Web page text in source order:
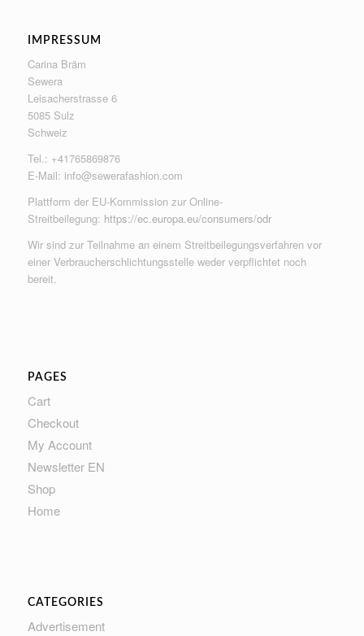
IMPRESSUM
Carina Bräm
Sewera
Leisacherstrasse 6
5085 Sulz
Schweiz
Tel.: +41765869876
E-Mail: info@sewerafashion.com
Plattform der EU-Kommission zur Online-
Streitbeilegung: https://ec.europa.eu/consumers/odr
Wir sind zur Teilnahme an einem Streitbeilegungsverfahren vor
einer Verbraucherschlichtungsstelle weder verpflichtet noch
bereit.
PAGES
Cart
Checkout
My Account
Newsletter EN
Shop
Home
CATEGORIES
Advertisement